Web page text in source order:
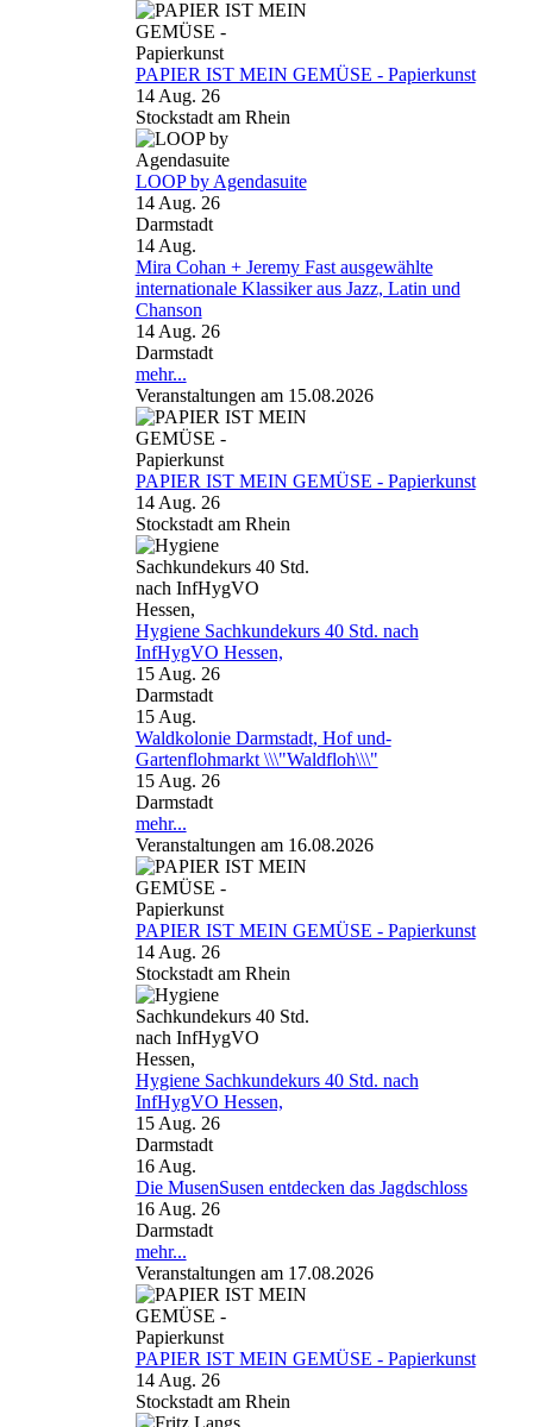
PAPIER IST MEIN GEMÜSE - Papierkunst
14 Aug. 26
Stockstadt am Rhein
LOOP by Agendasuite
14 Aug. 26
Darmstadt
14 Aug.
Mira Cohan + Jeremy Fast ausgewählte
internationale Klassiker aus Jazz, Latin und
Chanson
14 Aug. 26
Darmstadt
mehr...
Veranstaltungen am 15.08.2026
PAPIER IST MEIN GEMÜSE - Papierkunst
14 Aug. 26
Stockstadt am Rhein
Hygiene Sachkundekurs 40 Std. nach
InfHygVO Hessen,
15 Aug. 26
Darmstadt
15 Aug.
Waldkolonie Darmstadt, Hof und-
Gartenflohmarkt \\\"Waldfloh\\\"
15 Aug. 26
Darmstadt
mehr...
Veranstaltungen am 16.08.2026
PAPIER IST MEIN GEMÜSE - Papierkunst
14 Aug. 26
Stockstadt am Rhein
Hygiene Sachkundekurs 40 Std. nach
InfHygVO Hessen,
15 Aug. 26
Darmstadt
16 Aug.
Die MusenSusen entdecken das Jagdschloss
16 Aug. 26
Darmstadt
mehr...
Veranstaltungen am 17.08.2026
PAPIER IST MEIN GEMÜSE - Papierkunst
14 Aug. 26
Stockstadt am Rhein